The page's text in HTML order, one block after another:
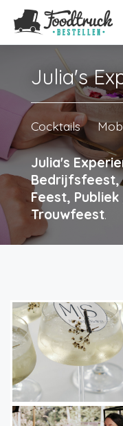
Julia's
Cocktails
Julia's
Bedrijfsfeest,
Feest,
Trouwfeest.